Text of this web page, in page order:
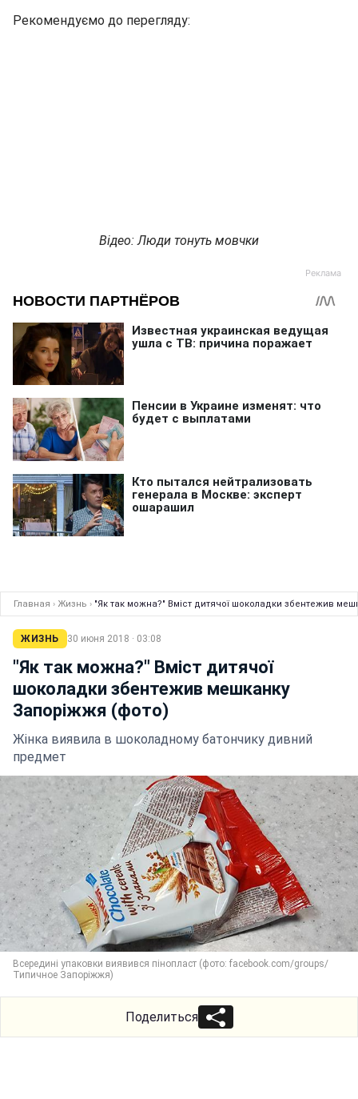
Рекомендуємо до перегляду:
Відео: Люди тонуть мовчки
Главная › Жизнь › "Як так можна?" Вміст дитячої шоколадки збентежив
ЖИЗНЬ 30 июня 2018 · 03:08
"Як так можна?" Вміст дитячої
шоколадки збентежив мешканку
Запоріжжя (фото)
Жінка виявила в шоколадному батончику дивний
предмет
Всередині упаковки виявився пінопласт (фото: facebook.com/groups/
Типичное Запоріжжя)
Поделиться